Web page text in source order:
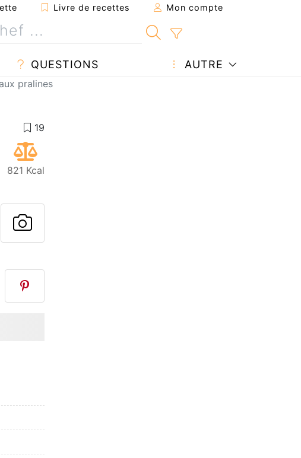
Livre de recettes Mon compte
QUESTIONS AUTRE
pralines
821 Kcal
recette à un ami
cette page
une question à l'auteur
Publier votre photo de cette